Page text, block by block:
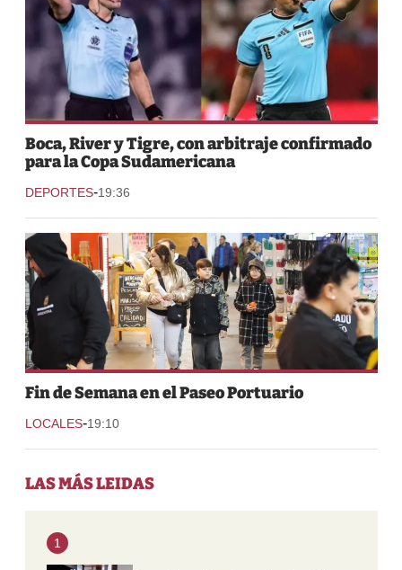
Boca, River y Tigre, con arbitraje confirmado
para la Copa Sudamericana
DEPORTES-19:36
Fin de Semana en el Paseo Portuario
LOCALES-19:10
LAS MÁS LEIDAS
1